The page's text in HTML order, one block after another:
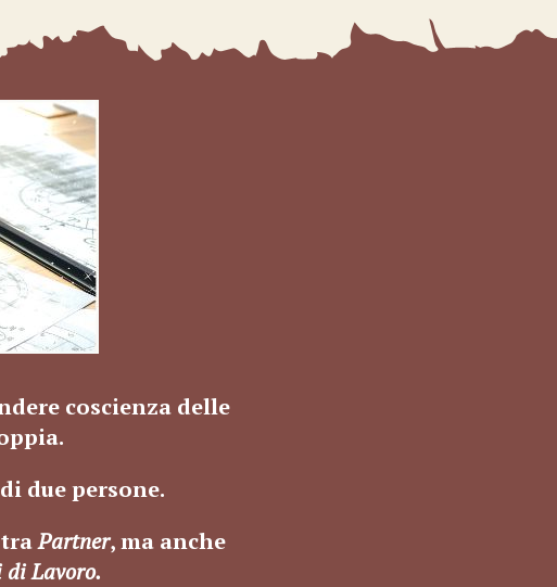
coscienza delle
due persone.
traPartner, ma anche
di Lavoro.